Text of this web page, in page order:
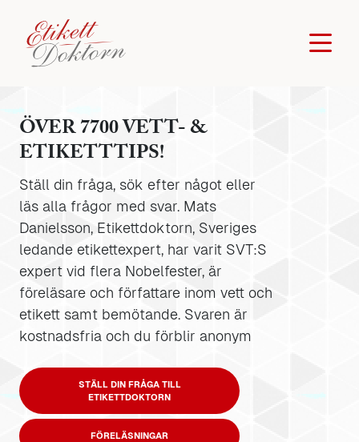
ÖVER 7700 VETT- &
ETIKETTTIPS!
Ställ din fråga, sök efter något eller
läs alla frågor med svar. Mats
Danielsson, Etikettdoktorn, Sveriges
ledande etikettexpert, har varit SVT:S
expert vid flera Nobelfester, är
föreläsare och författare inom vett och
etikett samt bemötande. Svaren är
kostnadsfria och du förblir anonym
STÄLL DIN FRÅGA TILL
ETIKETTDOKTORN
FÖRELÄSNINGAR